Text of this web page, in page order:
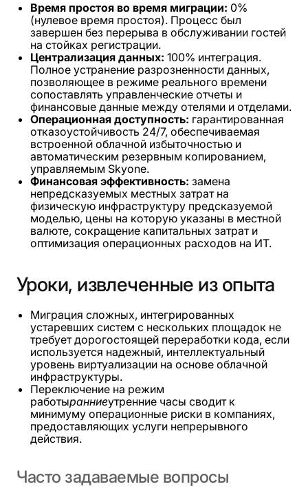
Время простоя во время миграции: 0%
(нулевое время простоя). Процесс был
завершен без перерыва в обслуживании гостей
на стойках регистрации.
Централизация данных: 100% интеграция.
Полное устранение разрозненности данных,
позволяющее в режиме реального времени
сопоставлять управленческие отчеты и
финансовые данные между отелями и отделами.
Операционная доступность: гарантированная
отказоустойчивость 24/7, обеспечиваемая
встроенной облачной избыточностью и
автоматическим резервным копированием,
управляемым Skyone.
Финансовая эффективность: замена
непредсказуемых местных затрат на
физическую инфраструктуру предсказуемой
моделью, цены на которую указаны в местной
валюте, сокращение капитальных затрат и
оптимизация операционных расходов на ИТ.
Уроки, извлеченные из опыта
Миграция сложных, интегрированных
устаревших систем с нескольких площадок не
требует дорогостоящей переработки кода, если
используется надежный, интеллектуальный
уровень виртуализации на основе облачной
инфраструктуры.
Переключение на режим
работыранниеутренние часы сводит к
минимуму операционные риски в компаниях,
предоставляющих услуги непрерывного
действия.
Часто задаваемые вопросы